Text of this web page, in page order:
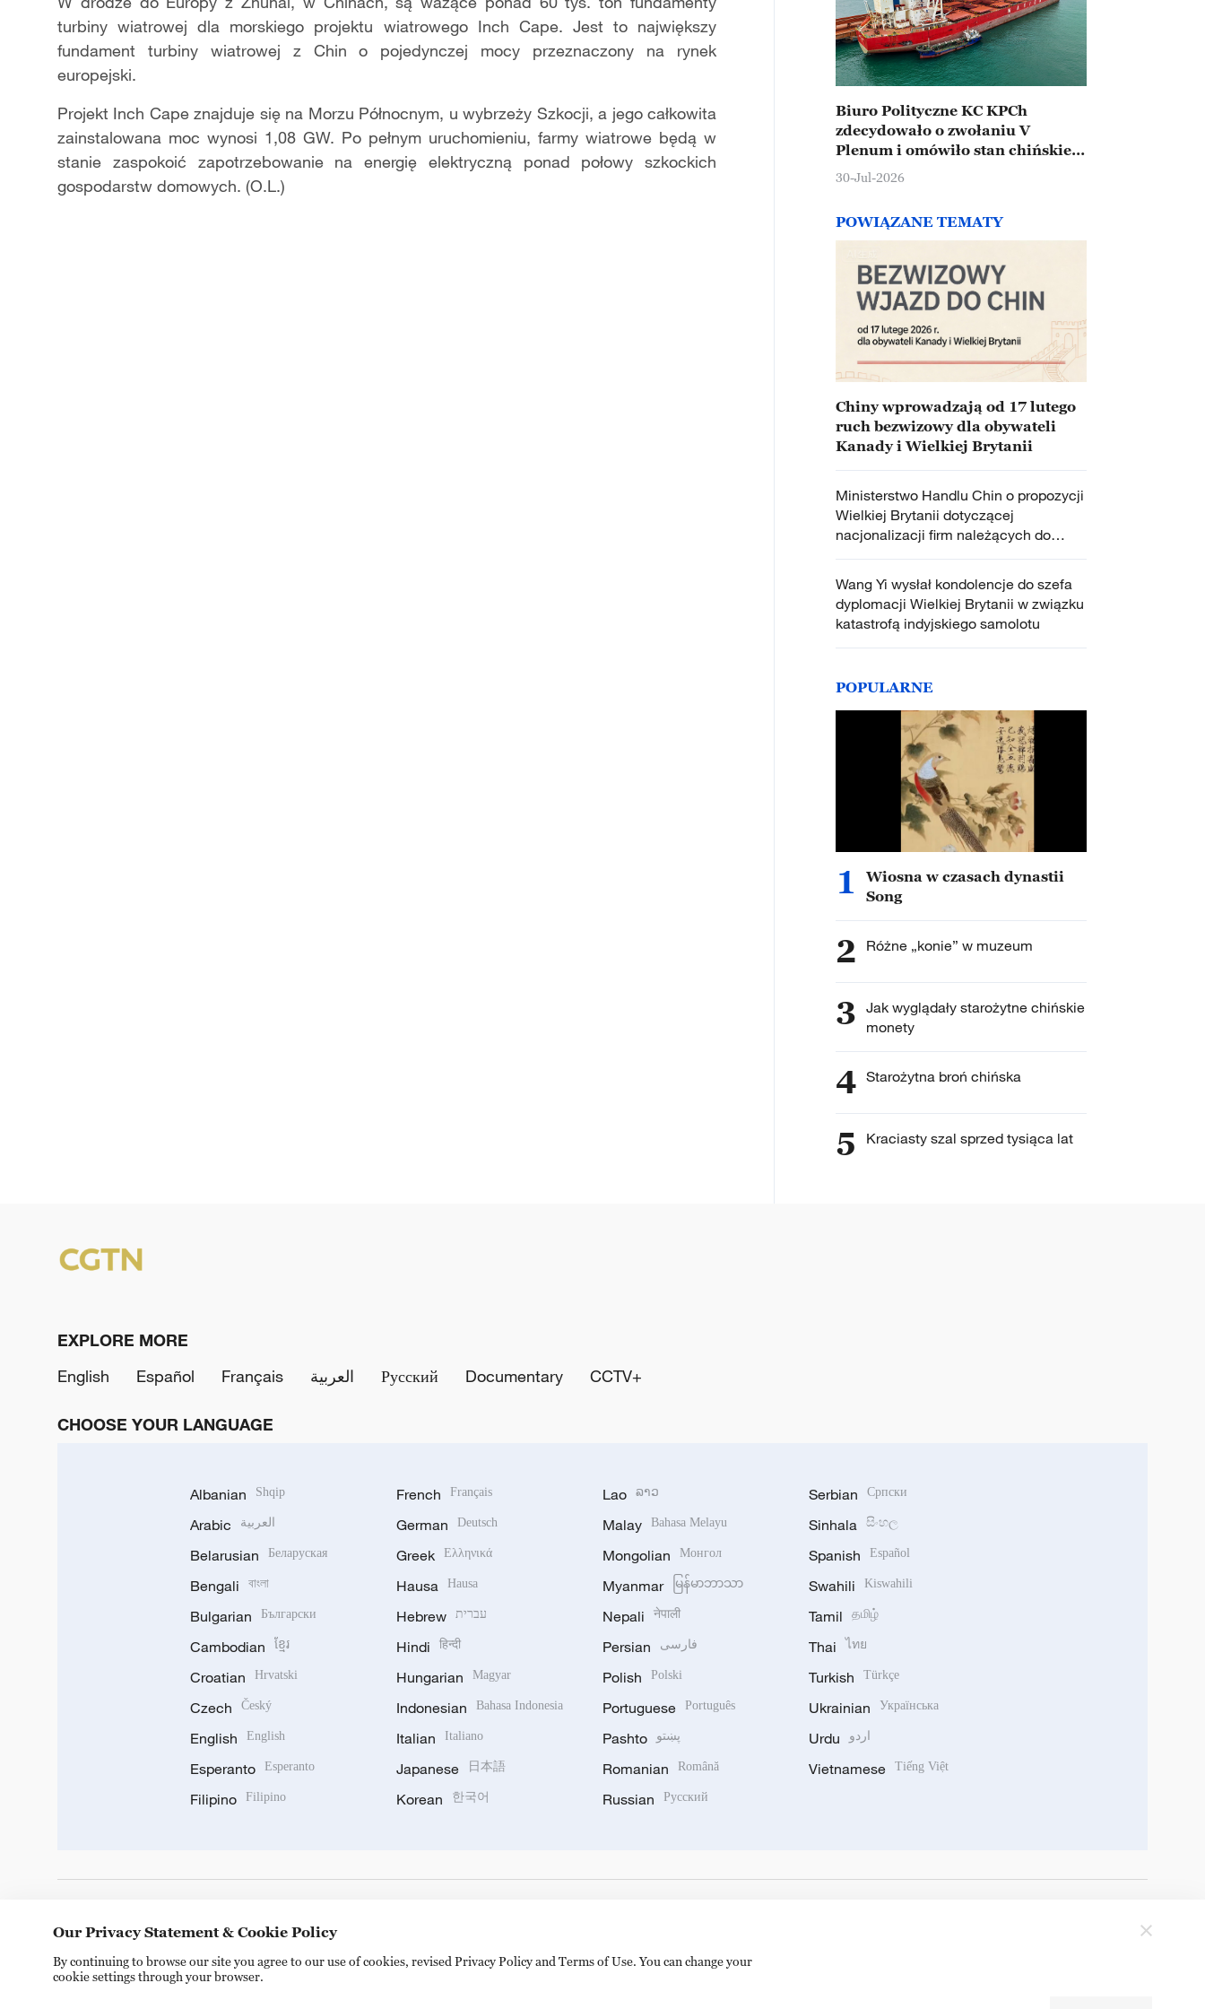
turbiny wiatrowej dla morskiego projektu wiatrowego Inch Cape. Jest to największy
fundament turbiny wiatrowej z Chin o pojedynczej mocy przeznaczony na rynek
europejski.
Projekt Inch Cape znajduje się na Morzu Północnym, u wybrzeży Szkocji, a jego całkowita
zainstalowana moc wynosi 1,08 GW. Po pełnym uruchomieniu, farmy wiatrowe będą w
stanie zaspokoić zapotrzebowanie na energię elektryczną ponad połowy szkockich
gospodarstw domowych. (O.L.)
Biuro Polityczne KC KPCh
zdecydowało o zwołaniu V
Plenum i omówiło stan chińskiej
gospodarki
30-Jul-2026
POWIĄZANE TEMATY
Chiny wprowadzają od 17 lutego
ruch bezwizowy dla obywateli
Kanady i Wielkiej Brytanii
Ministerstwo Handlu Chin o propozycji
Wielkiej Brytanii dotyczącej
nacjonalizacji firm należących do
chińskich przedsiębiorstw
Wang Yi wysłał kondolencje do szefa
dyplomacji Wielkiej Brytanii w związku
katastrofą indyjskiego samolotu
POPULARNE
1
Wiosna w czasach dynastii
Song
2 Różne „konie” w muzeum
3 Jak wyglądały starożytne chińskie
monety
4 Starożytna broń chińska
5 Kraciasty szal sprzed tysiąca lat
EXPLORE MORE
English
Español Français العربية Русский Documentary CCTV+
CHOOSE YOUR LANGUAGE
Albanian Shqip
Arabic العربية
Belarusian Беларуская
Bengali বাংলা
Bulgarian Български
Cambodian ខ្មែរ
Croatian Hrvatski
Czech Český
English English
Esperanto Esperanto
Filipino Filipino
French Français
German Deutsch
Greek Ελληνικά
Hausa Hausa
Hebrew עברית
Hindi हिन्दी
Hungarian Magyar
Indonesian Bahasa Indonesia
Italian Italiano
Japanese 日本語
Korean 한국어
Lao ລາວ
Malay Bahasa Melayu
Mongolian Монгол
Myanmar မြန်မာဘာသာ
Nepali नेपाली
Persian فارسی
Polish Polski
Portuguese Português
Pashto پښتو
Romanian Română
Russian Русский
Serbian Српски
Sinhala සිංහල
Spanish Español
Swahili Kiswahili
Tamil தமிழ்
Thai ไทย
Turkish Türkçe
Ukrainian Українська
Urdu اردو
Vietnamese Tiếng Việt
Our Privacy Statement & Cookie Policy
By continuing to browse our site you agree to our use of cookies, revised Privacy Policy and Terms of Use. You can change your
cookie settings through your browser.